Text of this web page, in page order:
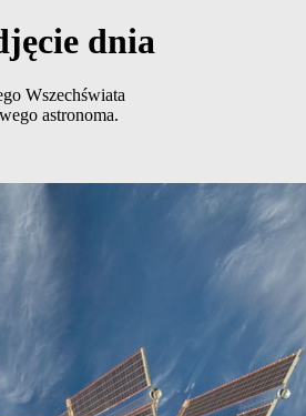
dnia
Wszechświata
astronoma.